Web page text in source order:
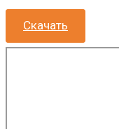
Скачать